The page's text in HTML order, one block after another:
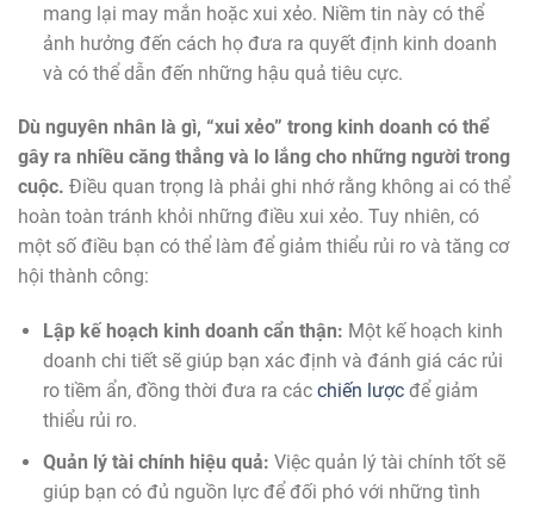
mang lại may mắn hoặc xui xẻo. Niềm tin này có thể
ảnh hưởng đến cách họ đưa ra quyết định kinh doanh
và có thể dẫn đến những hậu quả tiêu cực.
Dù nguyên nhân là gì, “xui xẻo” trong kinh doanh có thể
gây ra nhiều căng thẳng và lo lắng cho những người trong
cuộc. Điều quan trọng là phải ghi nhớ rằng không ai có thể
hoàn toàn tránh khỏi những điều xui xẻo. Tuy nhiên, có
một số điều bạn có thể làm để giảm thiểu rủi ro và tăng cơ
hội thành công:
Lập kế hoạch kinh doanh cẩn thận: Một kế hoạch kinh
doanh chi tiết sẽ giúp bạn xác định và đánh giá các rủi
ro tiềm ẩn, đồng thời đưa ra các chiến lượcđể giảm
thiểu rủi ro.
Quản lý tài chính hiệu quả: Việc quản lý tài chính tốt sẽ
giúp bạn có đủ nguồn lực để đối phó với những tình